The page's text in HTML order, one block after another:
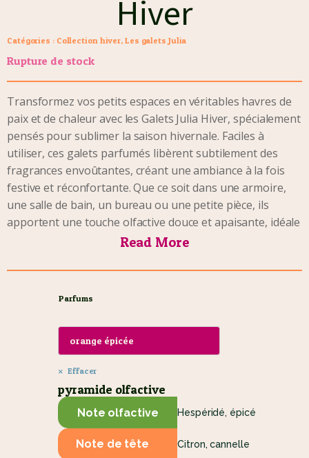
Hiver
Catégories : Collection hiver, Les galets Julia
Rupture de stock
Transformez vos petits espaces en véritables havres de
paix et de chaleur avec les Galets Julia Hiver, spécialement
pensés pour sublimer la saison hivernale. Faciles à
utiliser, ces galets parfumés libèrent subtilement des
fragrances envoûtantes, créant une ambiance à la fois
festive et réconfortante. Que ce soit dans une armoire,
une salle de bain, un bureau ou une petite pièce, ils
apportent une touche olfactive douce et apaisante, idéale
pour la période des fêtes.
Parfums disponibles :
enneigées avec ce parfum boisé. À la fois frais et
• Pomme d'amour:Un parfum gourmand et envoûtant
qui mêle la douceur du caramel et la fraîcheur juteuse de
la pomme rouge. Une senteur sucrée et régressive,
rappelant les fêtes foraines et les souvenirs d’enfance,
idéale pour créer une ambiance chaleureuse et
réconfortante.
Read More
Parfums
Effacer
pyramide olfactive
Note olfactive Hespéridé, épicé
Note de tête Citron, cannelle